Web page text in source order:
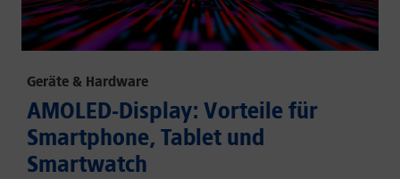
Geräte & Hardware
AMOLED-Display: Vorteile für
Smartphone, Tablet und
Smartwatch